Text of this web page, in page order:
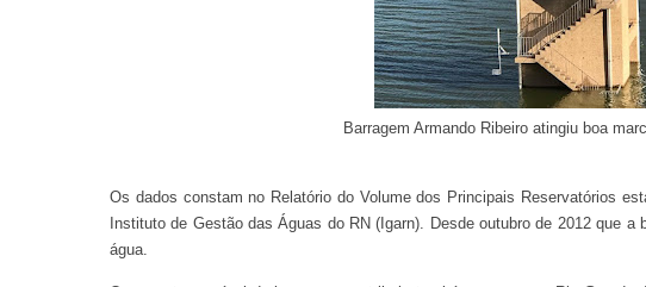
Barragem Armando Ribeiro atingiu boa
Os dados constam no Relatório do Volume dos Principais Reservatórios
Instituto de Gestão das Águas do RN (Igarn). Desde outubro de 2012 que
água.